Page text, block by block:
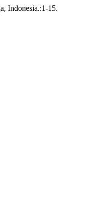
Indonesia.:1-15.